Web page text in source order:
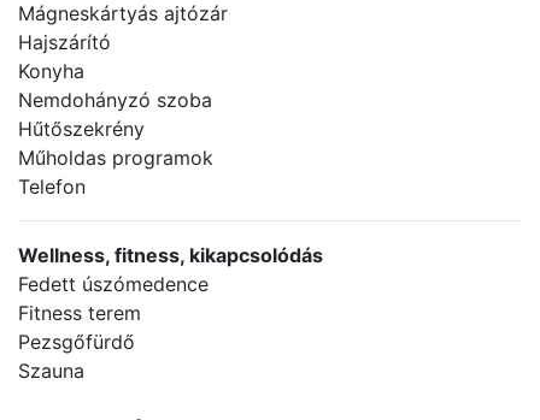
Mágneskártyás ajtózár
Hajszárító
Konyha
Nemdohányzó szoba
Hűtőszekrény
Műholdas programok
Telefon
Wellness, fitness, kikapcsolódás
Fedett úszómedence
Fitness terem
Pezsgőfürdő
Szauna